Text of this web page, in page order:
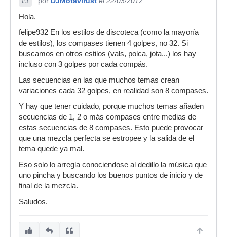
Hola.
felipe932 En los estilos de discoteca (como la mayoría
de estilos), los compases tienen 4 golpes, no 32. Si
buscamos en otros estilos (vals, polca, jota...) los hay
incluso con 3 golpes por cada compás.
Las secuencias en las que muchos temas crean
variaciones cada 32 golpes, en realidad son 8 compases.
Y hay que tener cuidado, porque muchos temas añaden
secuencias de 1, 2 o más compases entre medias de
estas secuencias de 8 compases. Esto puede provocar
que una mezcla perfecta se estropee y la salida de el
tema quede ya mal.
Eso solo lo arregla conociendose al dedillo la música que
uno pincha y buscando los buenos puntos de inicio y de
final de la mezcla.
Saludos.